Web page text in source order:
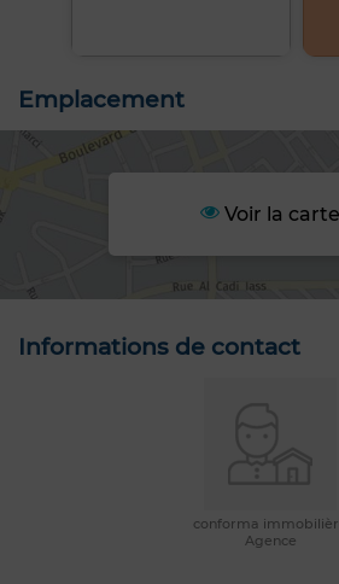
Emplacement
Voir la carte
Informations de contact
conforma
Agence